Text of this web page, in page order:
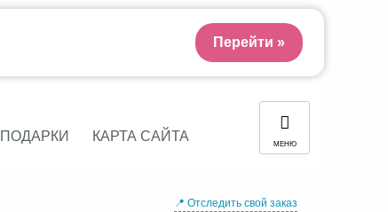
ПОДАРКИ КАРТА САЙТА МЕНЮ
📍 Отследить свой заказ
Перейти »